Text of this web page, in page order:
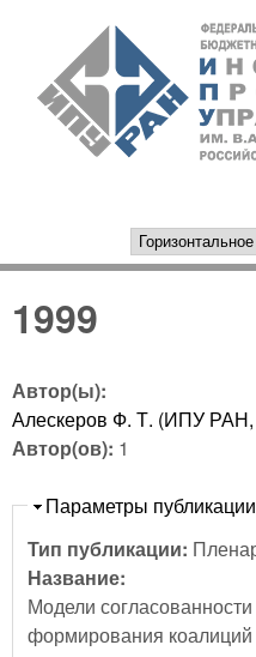
РАН
1999
Автор(ы):
Алескеров Ф. Т. (ИПУ РАН,
Автор(ов): 1
Скрыть
Параметры публикации
Тип публикации:
Название:
Модели
формирования коалиций